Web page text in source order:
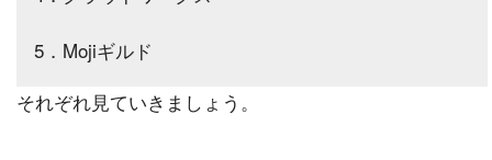
5．Mojiギルド
それぞれ見ていきましょう。